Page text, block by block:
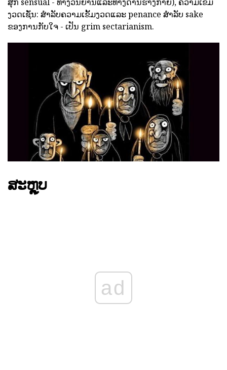
ງວດເຊັ່ນ: ສໍາລັບຄວາມເຂັ້ມງວດແລະ penance ສໍາລັບ sake
ຂອງການກັບໃຈ - ເປັນ grim sectarianism.
ສະຫຼຸບ
ad